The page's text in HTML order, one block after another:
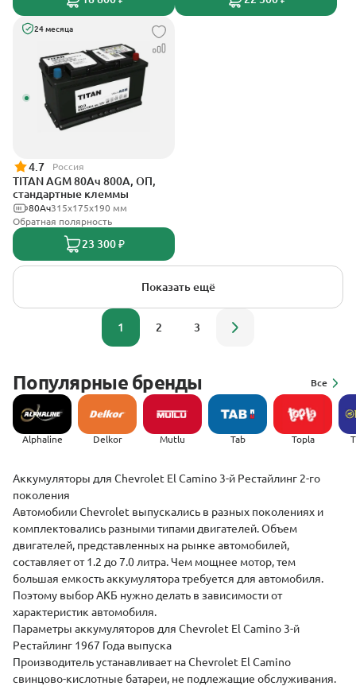
24 месяца
4.7 Россия
TITAN AGM 80Ач 800А, ОП,
стандартные клеммы
315x175x190 мм
80Ач
Обратная полярность
23 300 ₽
Показать ещё
1 2 3
Популярные бренды Все
Alphaline Delkor Mutlu Tab Topla
Аккумуляторы для Chevrolet El Camino 3-й Рестайлинг 2-го
поколения
Автомобили Chevrolet выпускались в разных поколениях и
комплектовались разными типами двигателей. Объем
двигателей, представленных на рынке автомобилей,
составляет от 1.2 до 7.0 литра. Чем мощнее мотор, тем
большая емкость аккумулятора требуется для автомобиля.
Поэтому выбор АКБ нужно делать в зависимости от
характеристик автомобиля.
Параметры аккумуляторов для Chevrolet El Camino 3-й
Рестайлинг 1967 Года выпуска
Производитель устанавливает на Chevrolet El Camino
свинцово-кислотные батареи, не подлежащие обслуживания.